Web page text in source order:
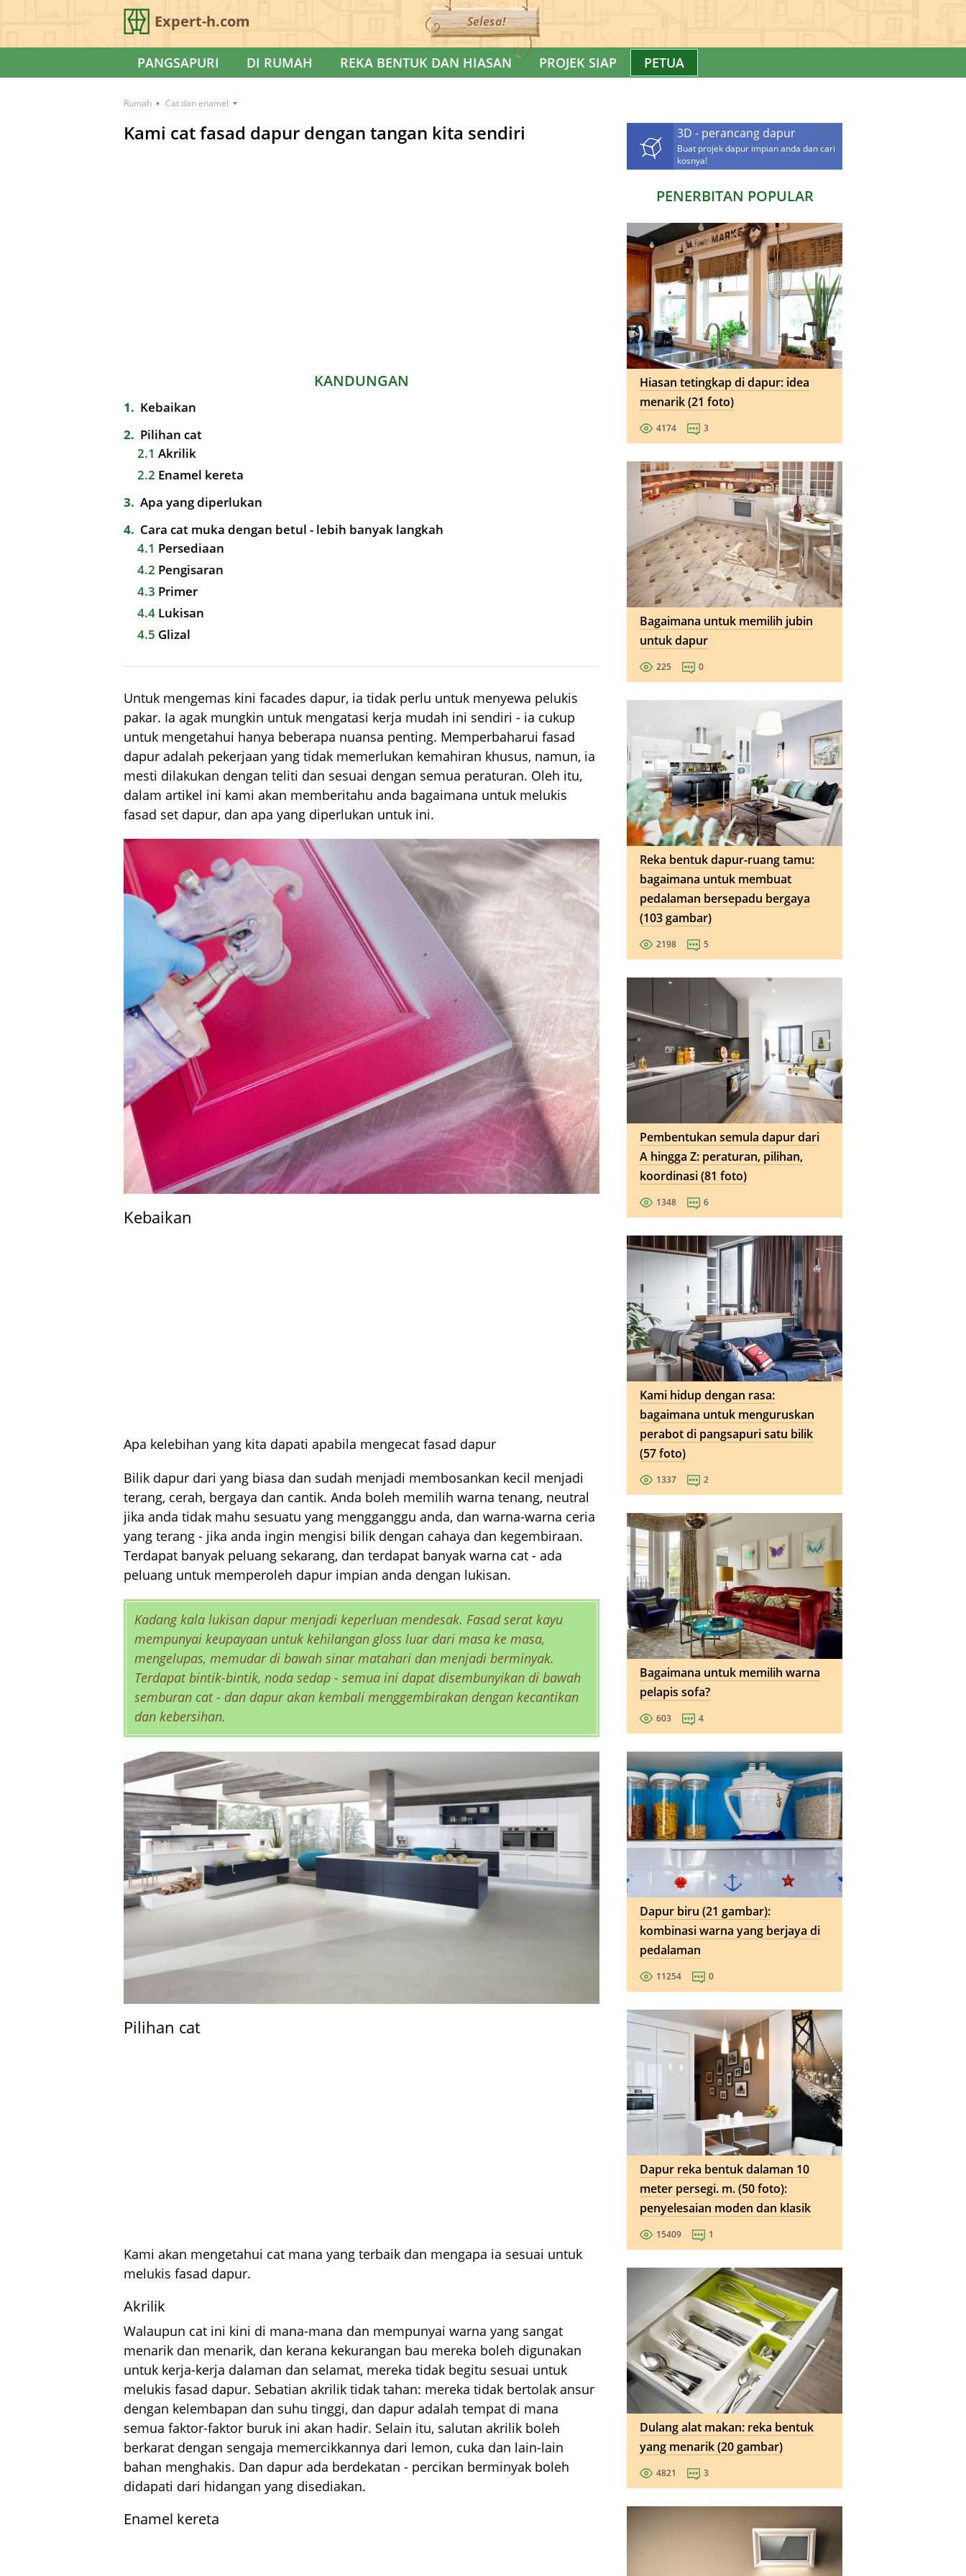
Expert-h.com Selesa!
PANGSAPURI DI RUMAH REKA BENTUK DAN HIASAN PROJEK SIAP PETUA
Rumah Cat dan enamel
Kami cat fasad dapur dengan tangan kita sendiri
KANDUNGAN
1
Kebaikan
2
Pilihan cat
2.1 Akrilik
2.2 Enamel kereta
3
Apa yang diperlukan
4
Cara cat muka dengan betul - lebih banyak langkah
4.1 Persediaan
4.2 Pengisaran
4.3 Primer
4.4 Lukisan
4.5 Glizal
Untuk mengemas kini facades dapur, ia tidak perlu untuk menyewa pelukis
pakar. Ia agak mungkin untuk mengatasi kerja mudah ini sendiri - ia cukup
untuk mengetahui hanya beberapa nuansa penting. Memperbaharui fasad
dapur adalah pekerjaan yang tidak memerlukan kemahiran khusus, namun, ia
mesti dilakukan dengan teliti dan sesuai dengan semua peraturan. Oleh itu,
dalam artikel ini kami akan memberitahu anda bagaimana untuk melukis
fasad set dapur, dan apa yang diperlukan untuk ini.
Kebaikan
Apa kelebihan yang kita dapati apabila mengecat fasad dapur
Bilik dapur dari yang biasa dan sudah menjadi membosankan kecil menjadi
terang, cerah, bergaya dan cantik. Anda boleh memilih warna tenang, neutral
jika anda tidak mahu sesuatu yang mengganggu anda, dan warna-warna ceria
yang terang - jika anda ingin mengisi bilik dengan cahaya dan kegembiraan.
Terdapat banyak peluang sekarang, dan terdapat banyak warna cat - ada
peluang untuk memperoleh dapur impian anda dengan lukisan.
Kadang kala lukisan dapur menjadi keperluan mendesak. Fasad serat kayu
mempunyai keupayaan untuk kehilangan gloss luar dari masa ke masa,
mengelupas, memudar di bawah sinar matahari dan menjadi berminyak.
Terdapat bintik-bintik, noda sedap - semua ini dapat disembunyikan di bawah
semburan cat - dan dapur akan kembali menggembirakan dengan kecantikan
dan kebersihan.
Pilihan cat
Kami akan mengetahui cat mana yang terbaik dan mengapa ia sesuai untuk
melukis fasad dapur.
Akrilik
Walaupun cat ini kini di mana-mana dan mempunyai warna yang sangat
menarik dan menarik, dan kerana kekurangan bau mereka boleh digunakan
untuk kerja-kerja dalaman dan selamat, mereka tidak begitu sesuai untuk
melukis fasad dapur. Sebatian akrilik tidak tahan: mereka tidak bertolak ansur
dengan kelembapan dan suhu tinggi, dan dapur adalah tempat di mana
semua faktor-faktor buruk ini akan hadir. Selain itu, salutan akrilik boleh
berkarat dengan sengaja memercikkannya dari lemon, cuka dan lain-lain
bahan menghakis. Dan dapur ada berdekatan - percikan berminyak boleh
didapati dari hidangan yang disediakan.
Enamel kereta
3D - perancang dapur
Buat projek dapur impian anda dan cari
kosnya!
PENERBITAN POPULAR
Hiasan tetingkap di dapur: idea
menarik (21 foto)
4174 3
Bagaimana untuk memilih jubin
untuk dapur
225 0
Reka bentuk dapur-ruang tamu:
bagaimana untuk membuat
pedalaman bersepadu bergaya
(103 gambar)
2198 5
Pembentukan semula dapur dari
A hingga Z: peraturan, pilihan,
koordinasi (81 foto)
1348 6
Kami hidup dengan rasa:
bagaimana untuk menguruskan
perabot di pangsapuri satu bilik
(57 foto)
1337 2
Bagaimana untuk memilih warna
pelapis sofa?
603 4
Dapur biru (21 gambar):
kombinasi warna yang berjaya di
pedalaman
11254 0
Dapur reka bentuk dalaman 10
meter persegi. m. (50 foto):
penyelesaian moden dan klasik
15409 1
Dulang alat makan: reka bentuk
yang menarik (20 gambar)
4821 3